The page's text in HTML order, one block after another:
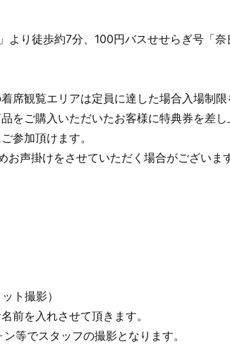
り徒歩約7分、100円バスせせらぎ号「奈
席観覧エリアは定員に達した場合入場制限
をご購入いただいたお客様に特典券を差
参加頂けます。
声掛けをさせていただく場合がございます
ト撮影）
前を入れさせて頂きます。
等でスタッフの撮影となります。